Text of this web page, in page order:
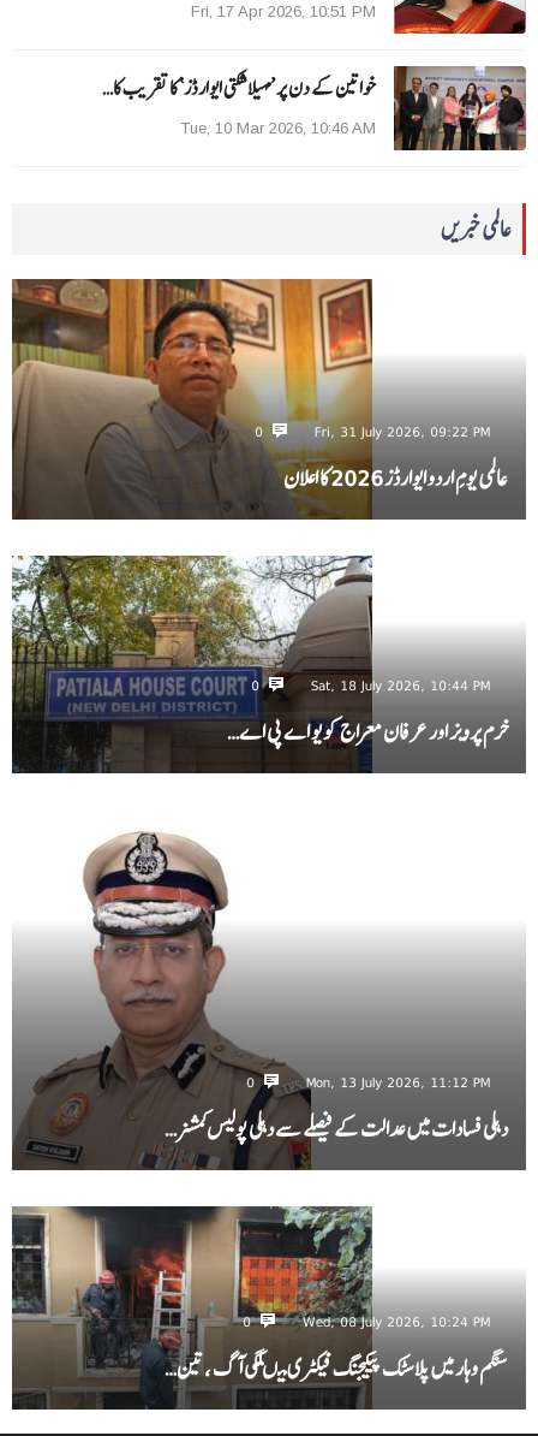
Fri, 17 Apr 2026, 10:51 PM
خواتین کے دن پر ’مہیلا شکتی ایوارڈز‘ کا تقریب کا…
Tue, 10 Mar 2026, 10:46 AM
عالمی خبریں
Fri, 31 July 2026, 09:22 PM
0
عالمی یومِ اردو ایوارڈز 2026 کا اعلان
Sat, 18 July 2026, 10:44 PM
0
خرم پرویز اور عرفان معراج کو یو اے پی اے…
Mon, 13 July 2026, 11:12 PM
0
دہلی فسادات میں عدالت کے فیصلے سے دہلی پولیس کمشنر…
Wed, 08 July 2026, 10:24 PM
0
سنگم وہار میں پلاسٹک پیکیجنگ فیکٹری میںلگی آگ ، تین…